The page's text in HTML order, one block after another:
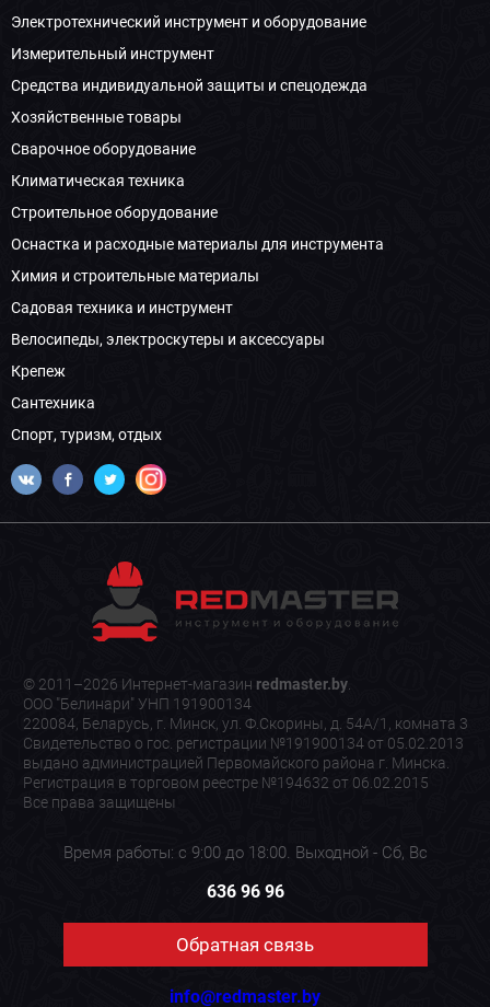
Электротехнический инструмент и оборудование
Измерительный инструмент
Средства индивидуальной защиты и спецодежда
Хозяйственные товары
Сварочное оборудование
Климатическая техника
Строительное оборудование
Оснастка и расходные материалы для инструмента
Химия и строительные материалы
Садовая техника и инструмент
Велосипеды, электроскутеры и аксессуары
Крепеж
Сантехника
Спорт, туризм, отдых
© 2011–2026 Интернет-магазин redmaster.by.
ООО "Белинари" УНП 191900134
220084, Беларусь, г. Минск, ул. Ф.Скорины, д. 54А/1, комната 3
Свидетельство о гос. регистрации №191900134 от 05.02.2013
выдано администрацией Первомайского района г. Минска.
Регистрация в торговом реестре №194632 от 06.02.2015
Все права защищены
Время работы: с 9:00 до 18:00. Выходной - Сб, Вс
636 96 96
Обратная связь
info@redmaster.by